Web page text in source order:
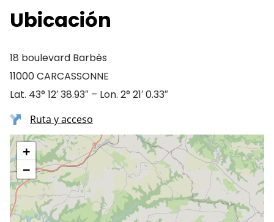
Ubicación
18 boulevard Barbès
11000 CARCASSONNE
Lat. 43° 12′ 38.93″ – Lon. 2° 21′ 0.33″
Ruta y acceso
+
−